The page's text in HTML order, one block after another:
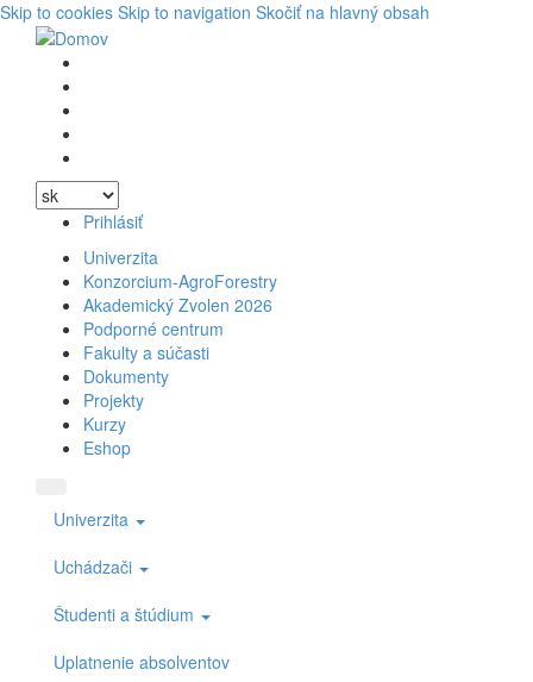
Skip to cookies Skip to navigation Skočiť na hlavný obsah
Prihlásiť
Univerzita
Konzorcium-AgroForestry
Akademický Zvolen 2026
Podporné centrum
Fakulty a súčasti
Dokumenty
Projekty
Kurzy
Eshop
Univerzita
Uchádzači
Študenti a štúdium
Uplatnenie absolventov